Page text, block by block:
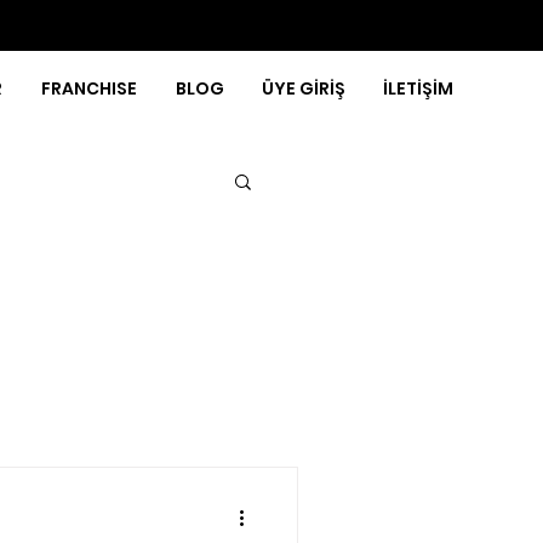
FRANCHISE BLOG ÜYE GİRİŞ İLETİŞİM